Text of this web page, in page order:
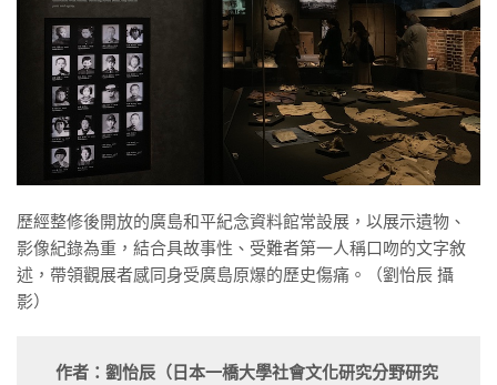
歷經整修後開放的廣島和平紀念資料館常設展，以展示遺物、
影像紀錄為重，結合具故事性、受難者第一人稱口吻的文字敘
述，帶領觀展者感同身受廣島原爆的歷史傷痛。（劉怡辰 攝
影）
作者：劉怡辰（日本一橋大學社會文化研究分野研究